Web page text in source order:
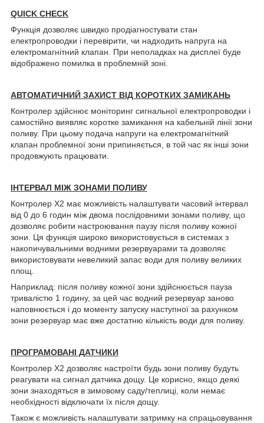
QUICK CHECK
Функція дозволяє швидко продіагностувати стан
електропроводки і перевірити, чи надходить напруга на
електромагнітний клапан. При неполадках на дисплеї буде
відображено помилка в проблемній зоні.
АВТОМАТИЧНИЙ ЗАХИСТ ВІД КОРОТКИХ ЗАМИКАНЬ
Контролер здійснює моніторинг сигнальної електропроводки і
самостійно виявляє коротке замикання на кабельній лінії зони
поливу. При цьому подача напруги на електромагнітний
клапан проблемної зони припиняється, в той час як інші зони
продовжують працювати.
ІНТЕРВАЛ МІЖ ЗОНАМИ ПОЛИВУ
Контролер X2 має можливість налаштувати часовий інтервал
від 0 до 6 годин між двома послідовними зонами поливу, що
дозволяє робити настроювання паузу після поливу кожної
зони. Ця функція широко використовується в системах з
накопичувальними водними резервуарами та дозволяє
використовувати невеликий запас води для поливу великих
площ.
Наприклад: після поливу кожної зони здійснюється пауза
тривалістю 1 годину, за цей час водний резервуар заново
наповнюється і до моменту запуску наступної за рахунком
зони резервуар має вже достатню кількість води для поливу.
ПРОГРАМОВАНІ ДАТЧИКИ
Контролер Х2 дозволяє настроїти будь зони поливу будуть
реагувати на сигнал датчика дощу. Це корисно, якщо деякі
зони знаходяться в зимовому саду/теплиці, коли немає
необхідності відключати їх після дощу.
Також є можливість налаштувати затримку на спрацьовування